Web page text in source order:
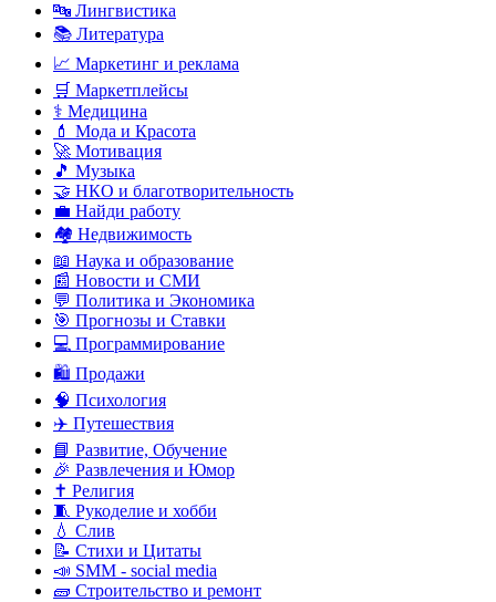
🔤 Лингвистика
📚 Литература
📈 Маркетинг и реклама
🛒 Маркетплейсы
⚕️ Медицина
💄 Мода и Красота
🚀 Мотивация
🎵 Музыка
🤝 НКО и благотворительность
💼 Найди работу
🏘️ Недвижимость
📖 Наука и образование
📰 Новости и СМИ
💬 Политика и Экономика
🎯 Прогнозы и Ставки
💻 Программирование
🛍️ Продажи
🧠 Психология
✈️ Путешествия
📘 Развитие, Обучение
🎉 Развлечения и Юмор
✝️ Религия
🧵 Рукоделие и хобби
💧 Слив
📝 Стихи и Цитаты
📣 SMM - social media
🧱 Строительство и ремонт